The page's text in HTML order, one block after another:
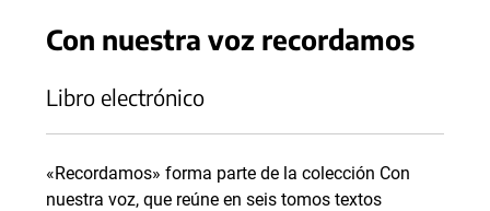
Con nuestra voz recordamos
Libro electrónico
«Recordamos» forma parte de la colección Con
nuestra voz, que reúne en seis tomos textos